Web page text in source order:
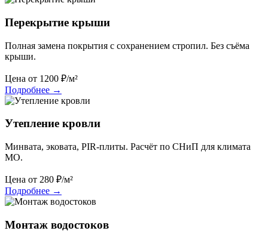
Перекрытие крыши
Полная замена покрытия с сохранением стропил. Без съёма
крыши.
Цена от 1200 ₽/м²
Подробнее →
Утепление кровли
Минвата, эковата, PIR-плиты. Расчёт по СНиП для климата
МО.
Цена от 280 ₽/м²
Подробнее →
Монтаж водостоков